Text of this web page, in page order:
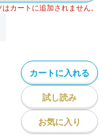
カートに追加されません。
カートに入れる
試し読み
お気に入り